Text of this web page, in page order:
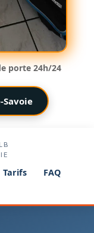
porte 24h/24
Savoie
Tarifs
FAQ